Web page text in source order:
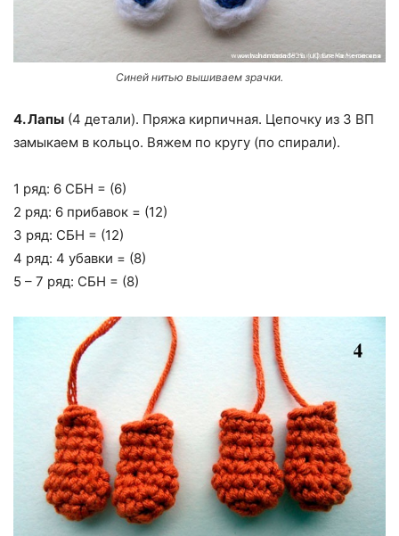
Синей нитью вышиваем зрачки.
4. Лапы (4 детали). Пряжа кирпичная. Цепочку из 3 ВП
замыкаем в кольцо. Вяжем по кругу (по спирали).
1 ряд: 6 СБН = (6)
2 ряд: 6 прибавок = (12)
3 ряд: СБН = (12)
4 ряд: 4 убавки = (8)
5 – 7 ряд: СБН = (8)